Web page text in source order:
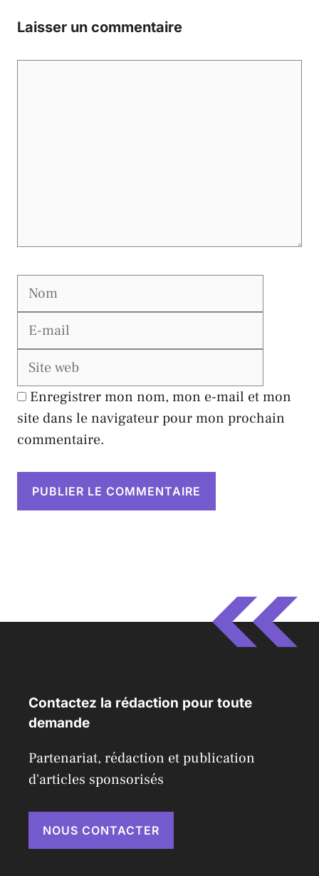
Laisser un commentaire
Nom
Enregistrer mon nom, mon e-mail et mon
site dans le navigateur pour mon prochain
commentaire.
Contactez la rédaction pour toute
demande
Partenariat, rédaction et publication
d'articles sponsorisés
NOUS CONTACTER